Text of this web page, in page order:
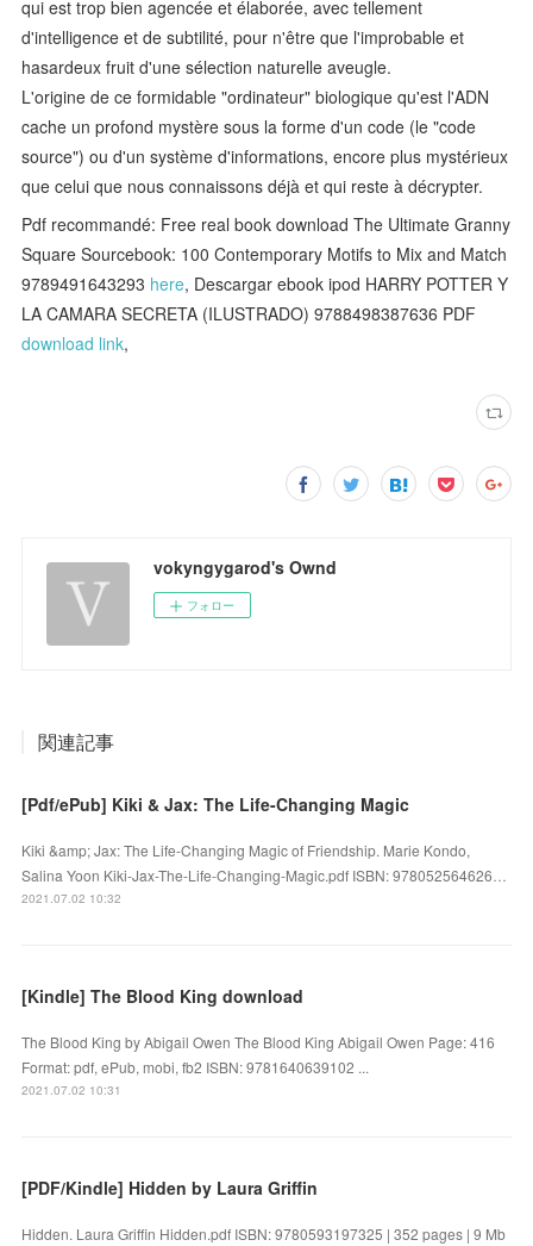
qui est trop bien agencée et élaborée, avec tellement
d'intelligence et de subtilité, pour n'être que l'improbable et
hasardeux fruit d'une sélection naturelle aveugle.
L'origine de ce formidable "ordinateur" biologique qu'est l'ADN
cache un profond mystère sous la forme d'un code (le "code
source") ou d'un système d'informations, encore plus mystérieux
que celui que nous connaissons déjà et qui reste à décrypter.
Pdf recommandé: Free real book download The Ultimate Granny
Square Sourcebook: 100 Contemporary Motifs to Mix and Match
9789491643293 here, Descargar ebook ipod HARRY POTTER Y
LA CAMARA SECRETA (ILUSTRADO) 9788498387636 PDF
download link,
vokyngygarod's Ownd
フォロー
関連記事
[Pdf/ePub] Kiki & Jax: The Life-Changing Magic
Kiki &amp; Jax: The Life-Changing Magic of Friendship. Marie Kondo,
Salina Yoon Kiki-Jax-The-Life-Changing-Magic.pdf ISBN: 978052564626…
2021.07.02 10:32
[Kindle] The Blood King download
The Blood King by Abigail Owen The Blood King Abigail Owen Page: 416
Format: pdf, ePub, mobi, fb2 ISBN: 9781640639102 ...
2021.07.02 10:31
[PDF/Kindle] Hidden by Laura Griffin
Hidden. Laura Griffin Hidden.pdf ISBN: 9780593197325 | 352 pages | 9 Mb